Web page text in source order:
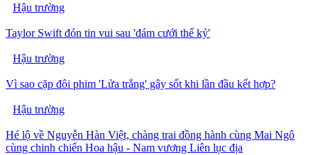
Hậu trường
Taylor Swift đón tin vui sau 'đám cưới thế kỷ'
Hậu trường
Vì sao cặp đôi phim 'Lửa trắng' gây sốt khi lần đầu kết hợp?
Hậu trường
Hé lộ về Nguyễn Hàn Việt, chàng trai đồng hành cùng Mai Ngô
cùng chinh chiến Hoa hậu - Nam vương Liên lục địa